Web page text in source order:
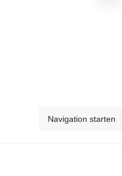
Navigation starten